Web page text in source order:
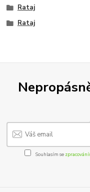
Rataj
Rataj
Souhlasím se